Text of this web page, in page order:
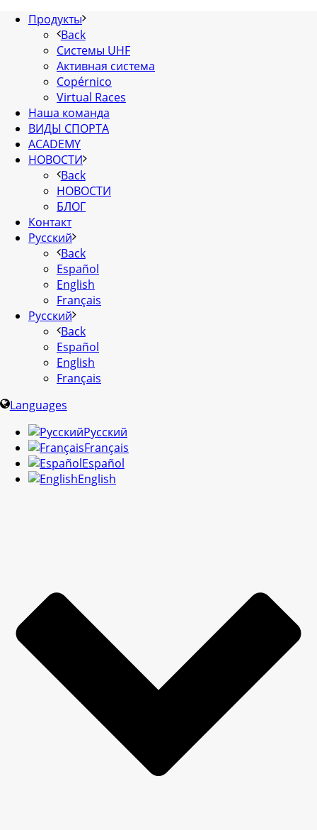
Продукты
Back
Системы UHF
Активная система
Copérnico
Virtual Races
Наша команда
ВИДЫ СПОРТА
ACADEMY
НОВОСТИ
Back
НОВОСТИ
БЛОГ
Контакт
Русский
Back
Español
English
Français
Русский
Back
Español
English
Français
Languages
Русский
Français
Español
English